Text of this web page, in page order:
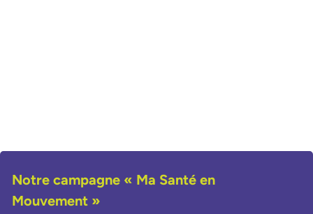
Notre campagne « Ma Santé en
Mouvement »